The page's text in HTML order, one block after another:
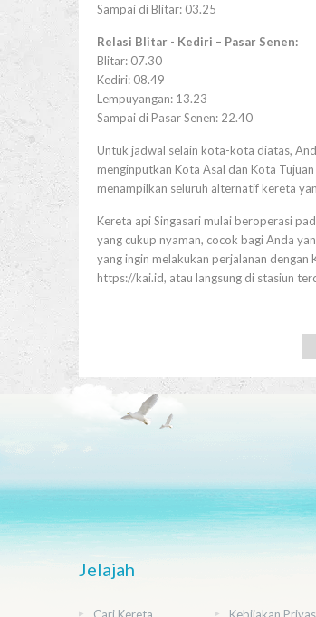
Sampai di Blitar: 03.25
Relasi Blitar - Kediri – Pasar Senen:
Blitar: 07.30
Kediri: 08.49
Lempuyangan: 13.23
Sampai di Pasar Senen: 22.40
Untuk jadwal selain kota-kota diatas,
menginputkan Kota Asal dan Kota
menampilkan seluruh alternatif kereta
Kereta api Singasari mulai beroperasi
yang cukup nyaman, cocok bagi Anda
yang ingin melakukan perjalanan
https://kai.id, atau langsung di stasiun
Jelajah
Cari Kereta Kebijakan